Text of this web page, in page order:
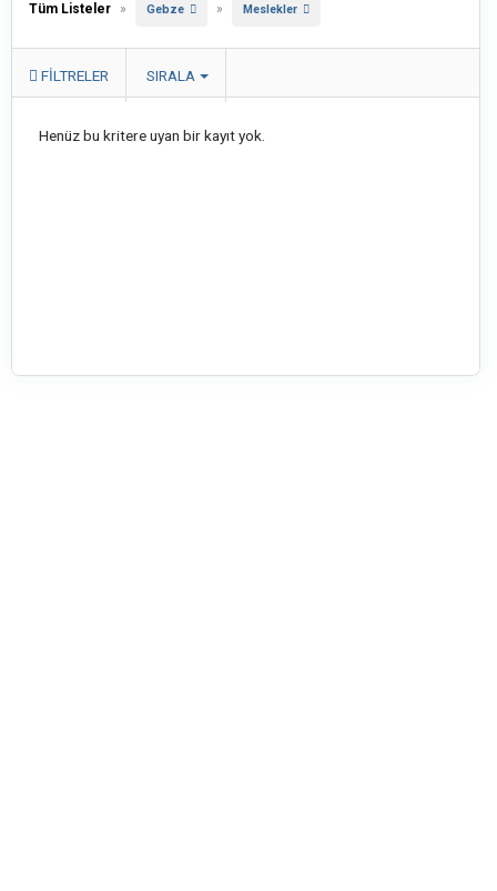
Tüm Listeler » Gebze » Meslekler
FILTRELER SIRALA
Henüz bu kritere uyan bir kayıt yok.